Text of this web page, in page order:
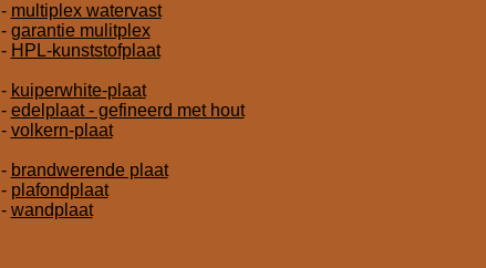
- multiplex watervast
- garantie mulitplex
- HPL-kunststofplaat
- kuiperwhite-plaat
- edelplaat - gefineerd met hout
- volkern-plaat
- brandwerende plaat
- plafondplaat
- wandplaat